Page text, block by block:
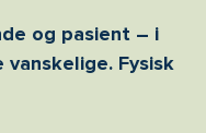
og pasient – i
Fysisk